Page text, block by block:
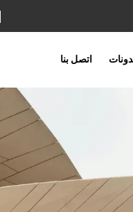
اتصل بنا